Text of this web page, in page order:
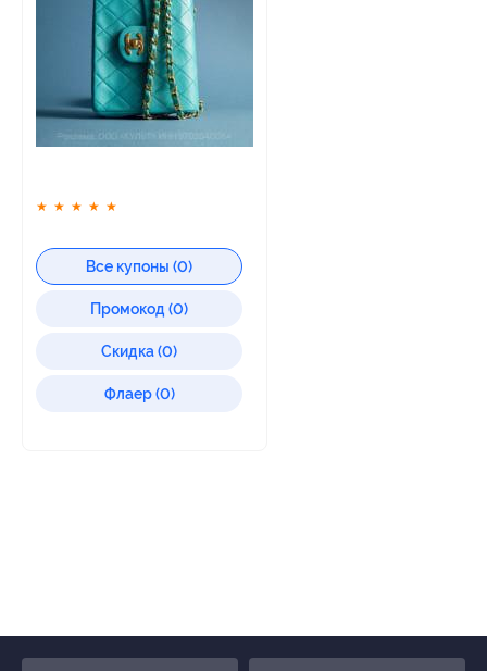
★ ★ ★ ★ ★
Все купоны (0)
Промокод (0)
Скидка (0)
Флаер (0)